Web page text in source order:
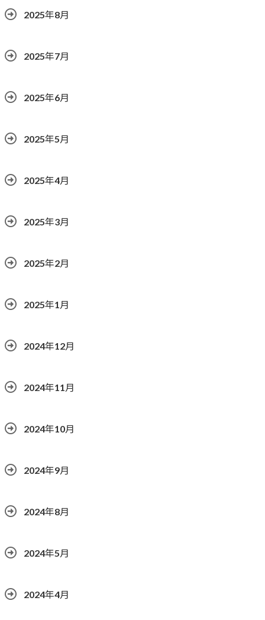
2025年8月
2025年7月
2025年6月
2025年5月
2025年4月
2025年3月
2025年2月
2025年1月
2024年12月
2024年11月
2024年10月
2024年9月
2024年8月
2024年5月
2024年4月